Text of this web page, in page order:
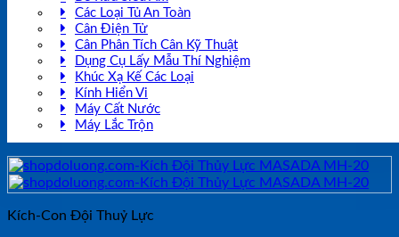
Các Loại Tủ An Toàn
Cân Điện Tử
Cân Phân Tích Cân Kỹ Thuật
Dụng Cụ Lấy Mẫu Thí Nghiệm
Khúc Xạ Kế Các Loại
Kính Hiển Vi
Máy Cất Nước
Máy Lắc Trộn
Kích-Con Đội Thuỷ Lực